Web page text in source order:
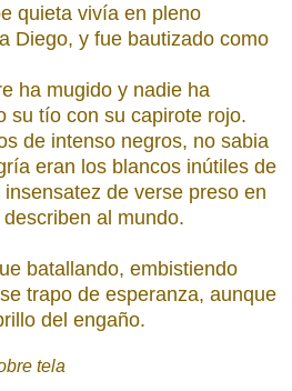
quieta vivía en pleno
Diego, y fue bautizado como
ha mugido y nadie ha
su tío con su capirote rojo.
de intenso negros, no sabia
eran los blancos inútiles de
de verse preso en
al mundo.
batallando, embistiendo
trapo de esperanza, aunque
del engaño.
tela